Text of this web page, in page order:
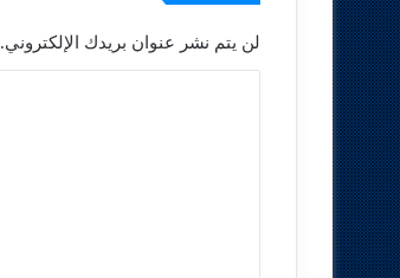
لن يتم نشر عنوان بريدك الإلكتروني.